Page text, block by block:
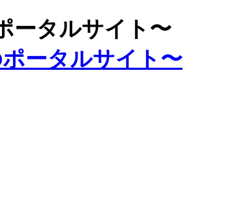
ータルサイト〜